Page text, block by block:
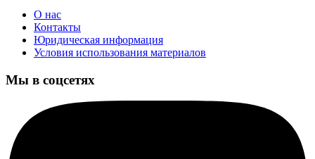
О нас
Контакты
Юридическая информация
Условия использования материалов
Мы в соцсетях